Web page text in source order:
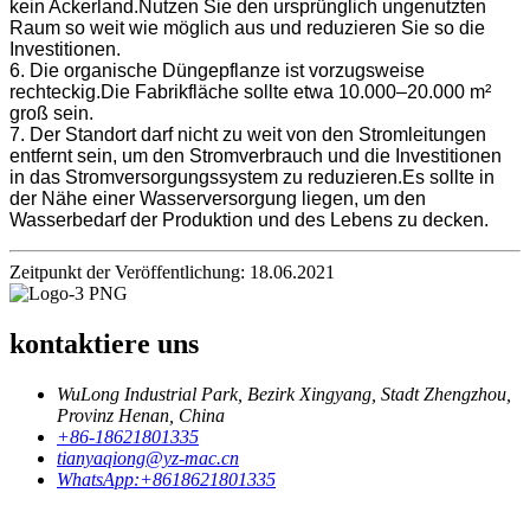
kein Ackerland.Nutzen Sie den ursprünglich ungenutzten
Raum so weit wie möglich aus und reduzieren Sie so die
Investitionen.
6. Die organische Düngepflanze ist vorzugsweise
rechteckig.Die Fabrikfläche sollte etwa 10.000–20.000 m²
groß sein.
7. Der Standort darf nicht zu weit von den Stromleitungen
entfernt sein, um den Stromverbrauch und die Investitionen
in das Stromversorgungssystem zu reduzieren.Es sollte in
der Nähe einer Wasserversorgung liegen, um den
Wasserbedarf der Produktion und des Lebens zu decken.
Zeitpunkt der Veröffentlichung: 18.06.2021
kontaktiere uns
WuLong Industrial Park, Bezirk Xingyang, Stadt Zhengzhou,
Provinz Henan, China
+86-18621801335
tianyaqiong@yz-mac.cn
WhatsApp:+8618621801335